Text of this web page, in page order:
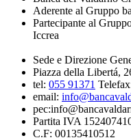
Aderente al Gruppo
Partecipante al
Iccrea
Sede e Direzione
Piazza della Libertá,
tel: 055 91371
email:
Partita IVA
C.F: 00135410512